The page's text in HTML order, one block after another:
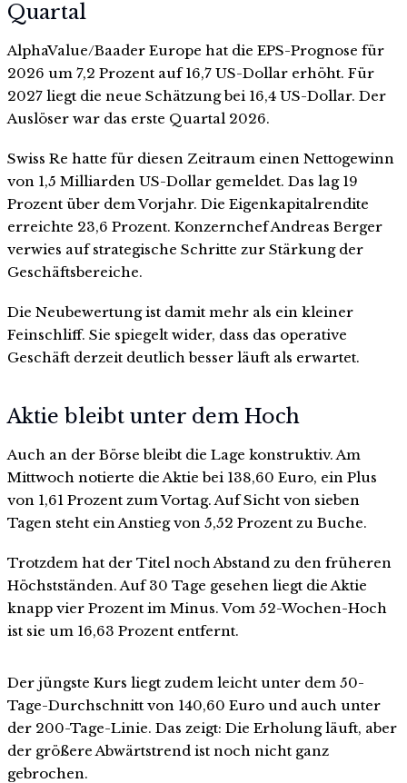
Quartal
AlphaValue/Baader Europe hat die EPS-Prognose für
2026 um 7,2 Prozent auf 16,7 US-Dollar erhöht. Für
2027 liegt die neue Schätzung bei 16,4 US-Dollar. Der
Auslöser war das erste Quartal 2026.
Swiss Re hatte für diesen Zeitraum einen Nettogewinn
von 1,5 Milliarden US-Dollar gemeldet. Das lag 19
Prozent über dem Vorjahr. Die Eigenkapitalrendite
erreichte 23,6 Prozent. Konzernchef Andreas Berger
verwies auf strategische Schritte zur Stärkung der
Geschäftsbereiche.
Die Neubewertung ist damit mehr als ein kleiner
Feinschliff. Sie spiegelt wider, dass das operative
Geschäft derzeit deutlich besser läuft als erwartet.
Aktie bleibt unter dem Hoch
Auch an der Börse bleibt die Lage konstruktiv. Am
Mittwoch notierte die Aktie bei 138,60 Euro, ein Plus
von 1,61 Prozent zum Vortag. Auf Sicht von sieben
Tagen steht ein Anstieg von 5,52 Prozent zu Buche.
Trotzdem hat der Titel noch Abstand zu den früheren
Höchstständen. Auf 30 Tage gesehen liegt die Aktie
knapp vier Prozent im Minus. Vom 52-Wochen-Hoch
ist sie um 16,63 Prozent entfernt.
Der jüngste Kurs liegt zudem leicht unter dem 50-
Tage-Durchschnitt von 140,60 Euro und auch unter
der 200-Tage-Linie. Das zeigt: Die Erholung läuft, aber
der größere Abwärtstrend ist noch nicht ganz
gebrochen.